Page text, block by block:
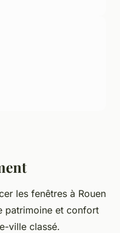
les fenêtres à Rouen
patrimoine et confort
ville classé.